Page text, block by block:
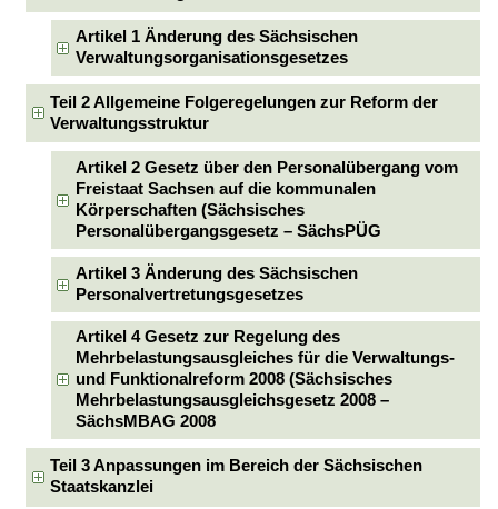
Artikel 1 Änderung des Sächsischen
Verwaltungsorganisationsgesetzes
Teil 2 Allgemeine Folgeregelungen zur Reform der
Verwaltungsstruktur
Artikel 2 Gesetz über den Personalübergang vom
Freistaat Sachsen auf die kommunalen
Körperschaften (Sächsisches
Personalübergangsgesetz – SächsPÜG
Artikel 3 Änderung des Sächsischen
Personalvertretungsgesetzes
Artikel 4 Gesetz zur Regelung des
Mehrbelastungsausgleiches für die Verwaltungs-
und Funktionalreform 2008 (Sächsisches
Mehrbelastungsausgleichsgesetz 2008 –
SächsMBAG 2008
Teil 3 Anpassungen im Bereich der Sächsischen
Staatskanzlei